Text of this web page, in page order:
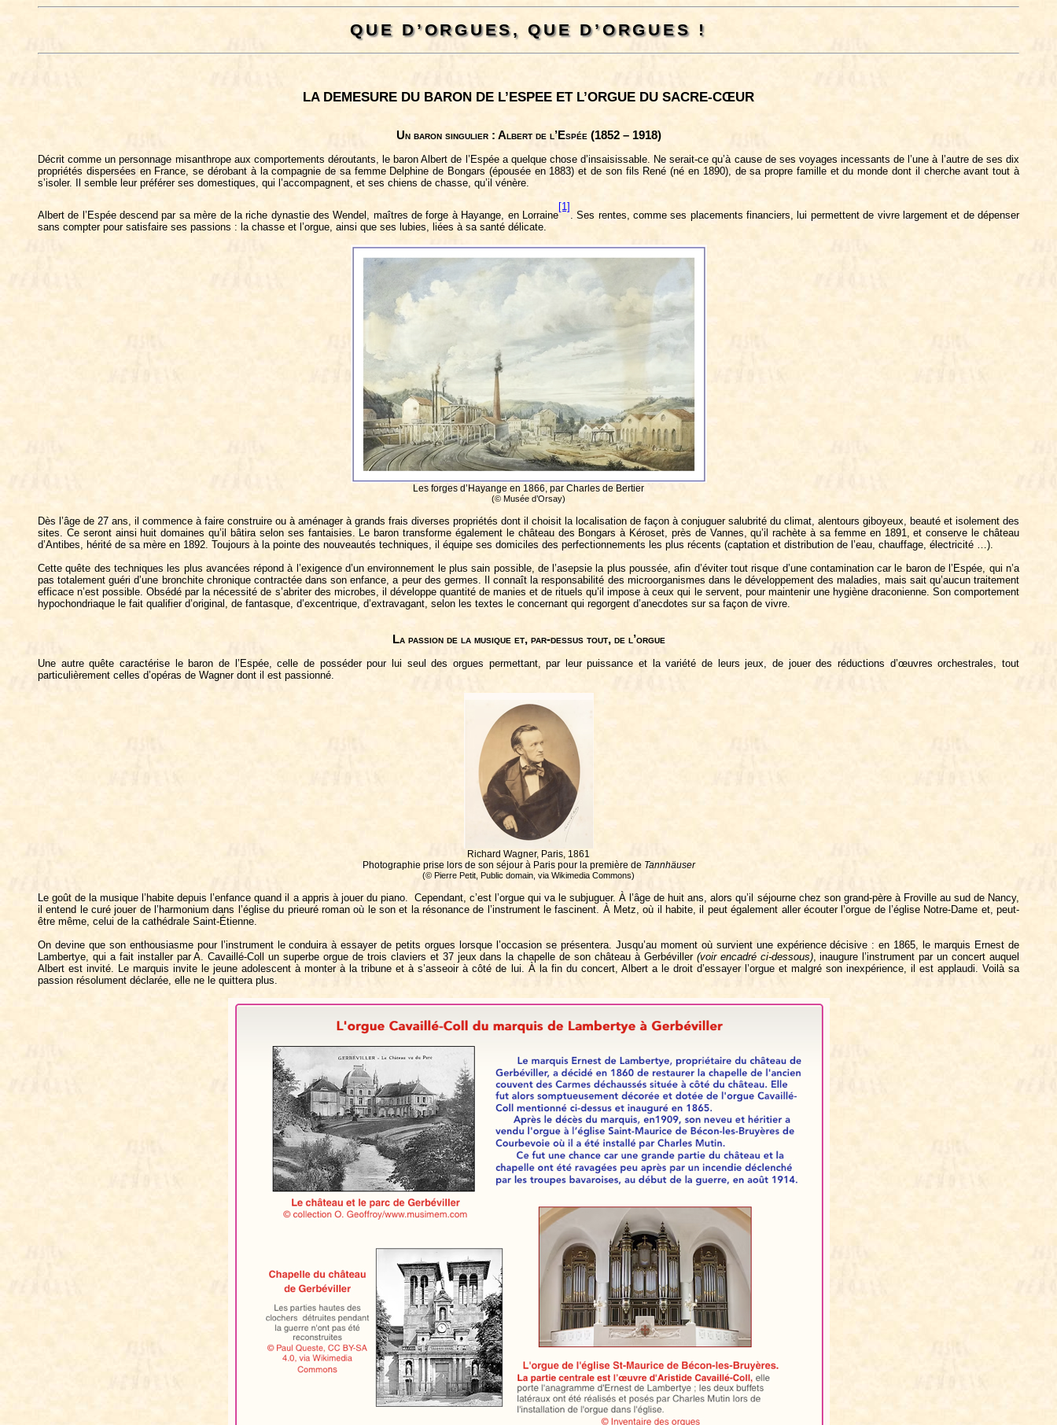
QUE D’ORGUES, QUE D’ORGUES !
LA DEMESURE DU BARON DE L’ESPEE ET L’ORGUE DU SACRE-CŒUR
Un baron singulier : Albert de l’Espée (1852 – 1918)
Décrit comme un personnage misanthrope aux comportements déroutants, le baron Albert de l’Espée a quelque chose d’insaisissable. Ne serait-ce qu’à cause de ses voyages incessants de l’une à l’autre de ses dix
propriétés dispersées en France, se dérobant à la compagnie de sa femme Delphine de Bongars (épousée en 1883) et de son fils René (né en 1890), de sa propre famille et du monde dont il cherche avant tout à
s’isoler. Il semble leur préférer ses domestiques, qui l’accompagnent, et ses chiens de chasse, qu’il vénère.
Albert de l’Espée descend par sa mère de la riche dynastie des Wendel, maîtres de forge à Hayange, en Lorraine
[1]
. Ses rentes, comme ses placements financiers, lui permettent de vivre largement et de dépenser
sans compter pour satisfaire ses passions : la chasse et l’orgue, ainsi que ses lubies, liées à sa santé délicate.
Les forges d’Hayange en 1866, par Charles de Bertier
(© Musée d’Orsay)
Dès l’âge de 27 ans, il commence à faire construire ou à aménager à grands frais diverses propriétés dont il choisit la localisation de façon à conjuguer salubrité du climat, alentours giboyeux, beauté et isolement des
sites. Ce seront ainsi huit domaines qu’il bâtira selon ses fantaisies. Le baron transforme également le château des Bongars à Kéroset, près de Vannes, qu’il rachète à sa femme en 1891, et conserve le château
d’Antibes, hérité de sa mère en 1892. Toujours à la pointe des nouveautés techniques, il équipe ses domiciles des perfectionnements les plus récents (captation et distribution de l’eau, chauffage, électricité …).
Cette quête des techniques les plus avancées répond à l’exigence d’un environnement le plus sain possible, de l’asepsie la plus poussée, afin d’éviter tout risque d’une contamination car le baron de l’Espée, qui n’a
pas totalement guéri d’une bronchite chronique contractée dans son enfance, a peur des germes. Il connaît la responsabilité des microorganismes dans le développement des maladies, mais sait qu’aucun traitement
efficace n’est possible. Obsédé par la nécessité de s’abriter des microbes, il développe quantité de manies et de rituels qu’il impose à ceux qui le servent, pour maintenir une hygiène draconienne. Son comportement
hypochondriaque le fait qualifier d’original, de fantasque, d’excentrique, d’extravagant, selon les textes le concernant qui regorgent d’anecdotes sur sa façon de vivre.
La passion de la musique et, par-dessus tout, de l’orgue
Une autre quête caractérise le baron de l’Espée, celle de posséder pour lui seul des orgues permettant, par leur puissance et la variété de leurs jeux, de jouer des réductions d’œuvres orchestrales, tout
particulièrement celles d’opéras de Wagner dont il est passionné.
Richard Wagner, Paris, 1861
Photographie prise lors de son séjour à Paris pour la première de Tannhäuser
(© Pierre Petit, Public domain, via Wikimedia Commons)
Le goût de la musique l’habite depuis l’enfance quand il a appris à jouer du piano. Cependant, c’est l’orgue qui va le subjuguer. À l’âge de huit ans, alors qu’il séjourne chez son grand-père à Froville au sud de Nancy,
il entend le curé jouer de l’harmonium dans l’église du prieuré roman où le son et la résonance de l’instrument le fascinent. À Metz, où il habite, il peut également aller écouter l’orgue de l’église Notre-Dame et, peut-
être même, celui de la cathédrale Saint-Étienne.
On devine que son enthousiasme pour l’instrument le conduira à essayer de petits orgues lorsque l’occasion se présentera. Jusqu’au moment où survient une expérience décisive : en 1865, le marquis Ernest de
Lambertye, qui a fait installer par A. Cavaillé-Coll un superbe orgue de trois claviers et 37 jeux dans la chapelle de son château à Gerbéviller (voir encadré ci-dessous), inaugure l’instrument par un concert auquel
Albert est invité. Le marquis invite le jeune adolescent à monter à la tribune et à s’asseoir à côté de lui. À la fin du concert, Albert a le droit d’essayer l’orgue et malgré son inexpérience, il est applaudi. Voilà sa
passion résolument déclarée, elle ne le quittera plus.